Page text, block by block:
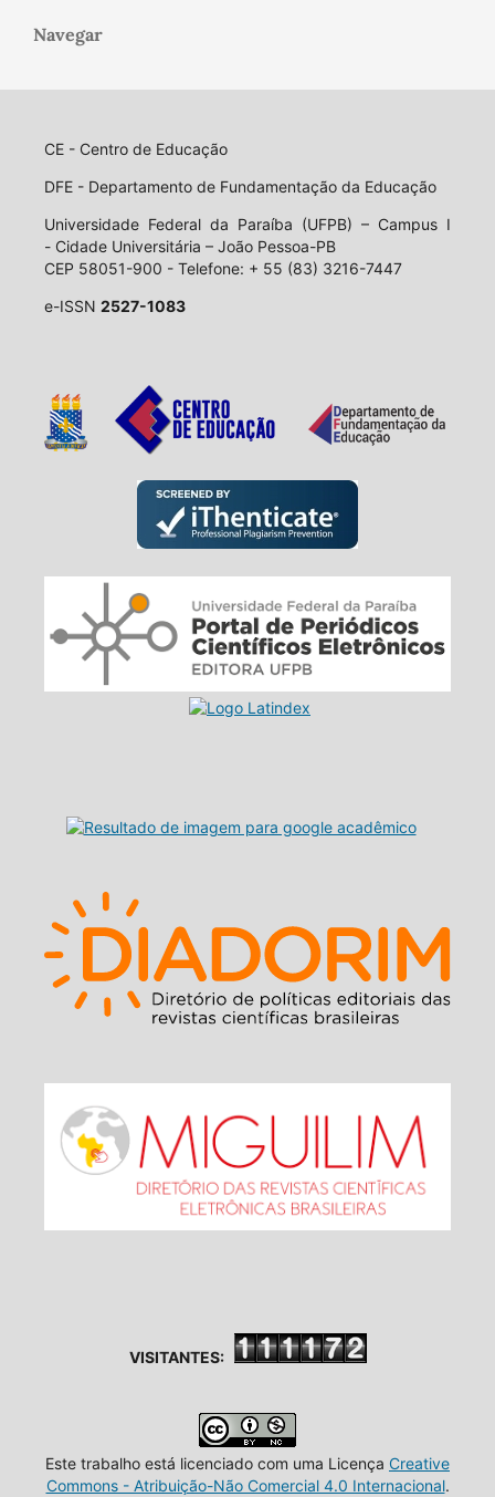
Navegar
CE - Centro de Educação
DFE - Departamento de Fundamentação da Educação
Universidade Federal da Paraíba (UFPB) – Campus I
- Cidade Universitária – João Pessoa-PB
CEP 58051-900 - Telefone: + 55 (83) 3216-7447
e-ISSN 2527-1083
VISITANTES:
Este trabalho está licenciado com uma Licença Creative
Commons - Atribuição-Não Comercial 4.0 Internacional.